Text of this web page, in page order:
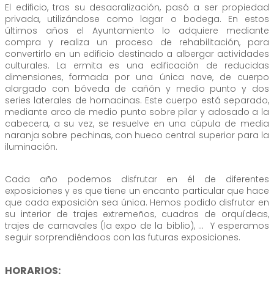
El edificio, tras su desacralización, pasó a ser propiedad
privada, utilizándose como lagar o bodega. En estos
últimos años el Ayuntamiento lo adquiere mediante
compra y realiza un proceso de rehabilitación, para
convertirlo en un edificio destinado a albergar actividades
culturales. La ermita es una edificación de reducidas
dimensiones, formada por una única nave, de cuerpo
alargado con bóveda de cañón y medio punto y dos
series laterales de hornacinas. Este cuerpo está separado,
mediante arco de medio punto sobre pilar y adosado a la
cabecera, a su vez, se resuelve en una cúpula de media
naranja sobre pechinas, con hueco central superior para la
iluminación.
Cada año podemos disfrutar en él de diferentes
exposiciones y es que tiene un encanto particular que hace
que cada exposición sea única. Hemos podido disfrutar en
su interior de trajes extremeños, cuadros de orquídeas,
trajes de carnavales (la expo de la biblio), … Y esperamos
seguir sorprendiéndoos con las futuras exposiciones.
HORARIOS: